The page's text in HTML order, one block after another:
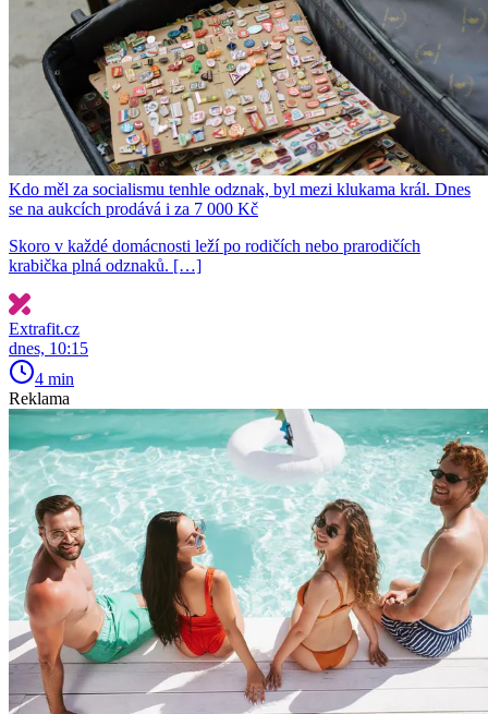
Kdo měl za socialismu tenhle odznak, byl mezi klukama král. Dnes
se na aukcích prodává i za 7 000 Kč
Skoro v každé domácnosti leží po rodičích nebo prarodičích
krabička plná odznaků. […]
Extrafit.cz
dnes, 10:15
4 min
Reklama